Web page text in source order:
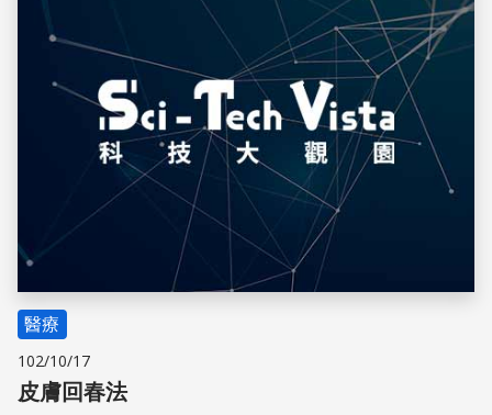
醫療
102/10/17
皮膚回春法